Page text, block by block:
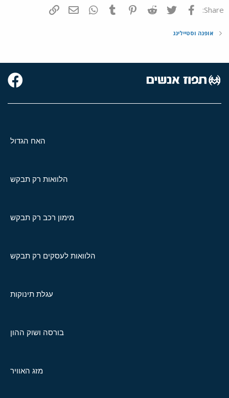
Share: פייסבוק Twitter
Reddit
Pinterest
Tumblr
WhatsAppדואר אלקטרוני
אופנה וסטיילינג
האח הגדול
הלוואות רק תבקש
מימון רכב רק תבקש
הלוואות לעסקים רק תבקש
עגלת תינוקות
בורסה ושוק ההון
מזג האוויר